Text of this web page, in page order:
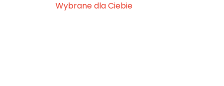
Wybrane dla Ciebie